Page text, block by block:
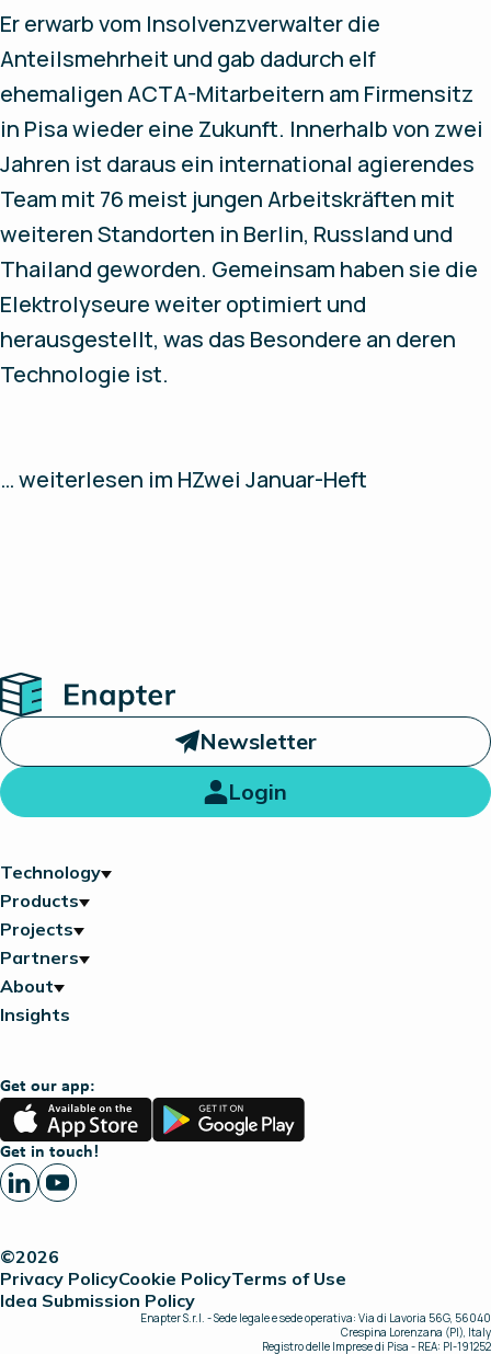
Er erwarb vom Insolvenzverwalter die
Anteilsmehrheit und gab dadurch elf
ehemaligen ACTA-Mitarbeitern am Firmensitz
in Pisa wieder eine Zukunft. Innerhalb von zwei
Jahren ist daraus ein international agierendes
Team mit 76 meist jungen Arbeitskräften mit
weiteren Standorten in Berlin, Russland und
Thailand geworden. Gemeinsam haben sie die
Elektrolyseure weiter optimiert und
herausgestellt, was das Besondere an deren
Technologie ist.
… weiterlesen im HZwei Januar-Heft
Home
Newsletter
Login
Technology
Products
Projects
Partners
About
Insights
Get our app:
App
Store
Google
Play
Get in touch!
©2026
Privacy PolicyCookie PolicyTerms of Use
Idea Submission Policy
Enapter S.r.l. - Sede legale e sede operativa: Via di Lavoria 56G, 56040
Crespina Lorenzana (PI), Italy
Registro delle Imprese di Pisa - REA: PI-191252